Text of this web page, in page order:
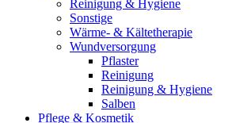
Reinigung & Hygiene
Sonstige
Wärme- & Kältetherapie
Wundversorgung
Pflaster
Reinigung
Reinigung & Hygiene
Salben
Pflege & Kosmetik